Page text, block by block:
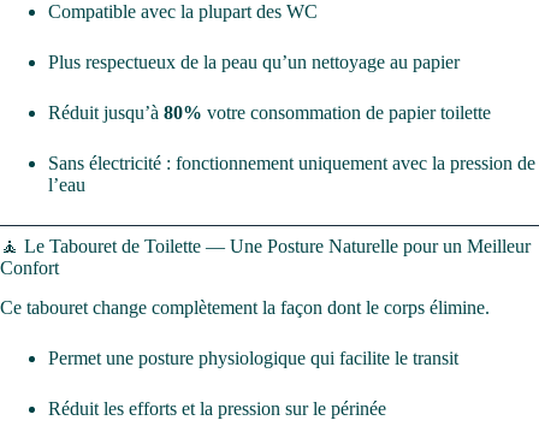
Compatible avec la plupart des WC
Plus respectueux de la peau qu’un nettoyage au papier
Réduit jusqu’à 80% votre consommation de papier toilette
Sans électricité : fonctionnement uniquement avec la pression de
l’eau
🧘 Le Tabouret de Toilette — Une Posture Naturelle pour un Meilleur
Confort
Ce tabouret change complètement la façon dont le corps élimine.
Permet une posture physiologique qui facilite le transit
Réduit les efforts et la pression sur le périnée